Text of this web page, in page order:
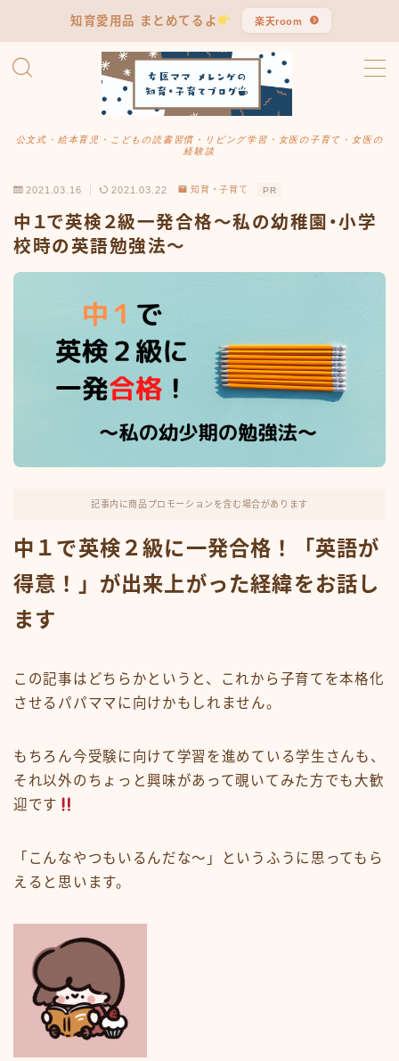
知育愛用品 まとめてるよ 楽天room
公文式・絵本育児・こどもの読書習慣・リビング学習・女医の子育て・女医の
経験談
MENU
公文式まとめ
学習習慣
長男・言葉発達の記録
リアル愛用品
2021.03.16 2021.03.22 知育・子育て PR
中１で英検２級一発合格〜私の幼稚園・小学
校時の英語勉強法〜
記事内に商品プロモーションを含む場合があります
中１で英検２級に一発合格！「英語が
得意！」が出来上がった経緯をお話し
ます
この記事はどちらかというと、これから子育てを本格化
させるパパママに向けかもしれません。
もちろん今受験に向けて学習を進めている学生さんも、
それ以外のちょっと興味があって覗いてみた方でも大歓
迎です
「こんなやつもいるんだな〜」というふうに思ってもら
えると思います。